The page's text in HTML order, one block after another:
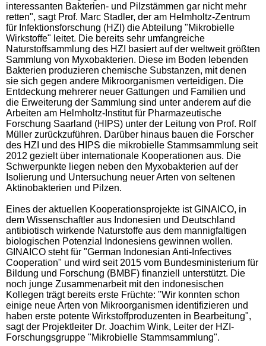
interessanten Bakterien- und Pilzstämmen gar nicht mehr
retten", sagt Prof. Marc Stadler, der am Helmholtz-Zentrum
für Infektionsforschung (HZI) die Abteilung "Mikrobielle
Wirkstoffe" leitet. Die bereits sehr umfangreiche
Naturstoffsammlung des HZI basiert auf der weltweit größten
Sammlung von Myxobakterien. Diese im Boden lebenden
Bakterien produzieren chemische Substanzen, mit denen
sie sich gegen andere Mikroorganismen verteidigen. Die
Entdeckung mehrerer neuer Gattungen und Familien und
die Erweiterung der Sammlung sind unter anderem auf die
Arbeiten am Helmholtz-Institut für Pharmazeutische
Forschung Saarland (HIPS) unter der Leitung von Prof. Rolf
Müller zurückzuführen. Darüber hinaus bauen die Forscher
des HZI und des HIPS die mikrobielle Stammsammlung seit
2012 gezielt über internationale Kooperationen aus. Die
Schwerpunkte liegen neben den Myxobakterien auf der
Isolierung und Untersuchung neuer Arten von seltenen
Aktinobakterien und Pilzen.
Eines der aktuellen Kooperationsprojekte ist GINAICO, in
dem Wissenschaftler aus Indonesien und Deutschland
antibiotisch wirkende Naturstoffe aus dem mannigfaltigen
biologischen Potenzial Indonesiens gewinnen wollen.
GINAICO steht für "German Indonesian Anti-Infectives
Cooperation" und wird seit 2015 vom Bundesministerium für
Bildung und Forschung (BMBF) finanziell unterstützt. Die
noch junge Zusammenarbeit mit den indonesischen
Kollegen trägt bereits erste Früchte: "Wir konnten schon
einige neue Arten von Mikroorganismen identifizieren und
haben erste potente Wirkstoffproduzenten in Bearbeitung",
sagt der Projektleiter Dr. Joachim Wink, Leiter der HZI-
Forschungsgruppe "Mikrobielle Stammsammlung".